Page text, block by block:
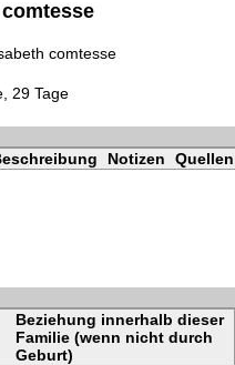
comtesse
29 Tage
Notizen
Quellen
Beziehung innerhalb dieser
Familie (wenn nicht durch
Geburt)